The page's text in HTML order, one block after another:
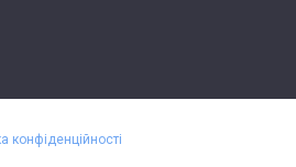
конфіденційності